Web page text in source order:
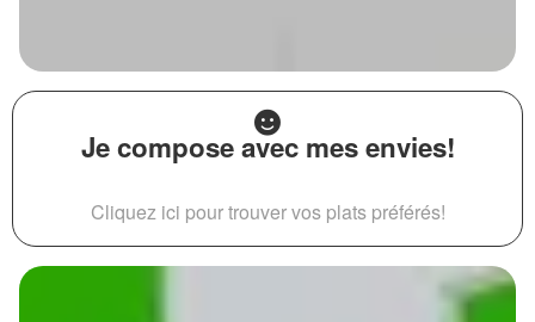
Je compose avec mes envies!
Cliquez ici pour trouver vos plats préférés!